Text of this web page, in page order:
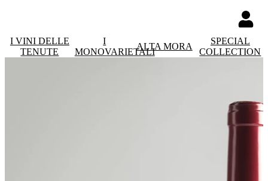
I VINI DELLE
TENUTE
I
MONOVARIETALI
ALTA MORA
SPECIAL
COLLECTION